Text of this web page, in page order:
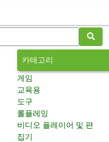
카테고리
게임
교육용
도구
롤플레잉
비디오 플레이어 및 편
집기